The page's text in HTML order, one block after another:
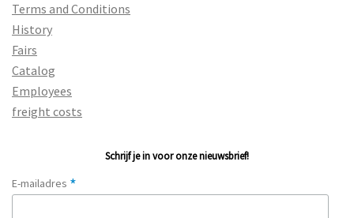
Terms and Conditions
History
Fairs
Catalog
Employees
freight costs
Schrijf je in voor onze nieuwsbrief!
E-mailadres *